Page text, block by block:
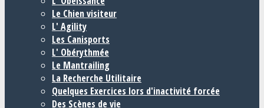
Le Chien visiteur
L' Agility
Les Canisports
L' Obérythmée
Le Mantrailing
La Recherche Utilitaire
Quelques Exercices lors d'inactivité forcée
Des Scènes de vie